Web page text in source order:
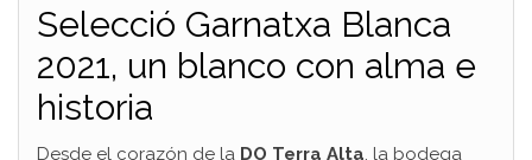
Selecció Garnatxa Blanca
2021, un blanco con alma e
historia
Desde el corazón de la DO Terra Alta, la bodega